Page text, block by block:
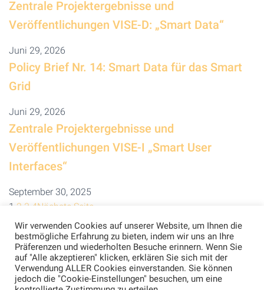
Zentrale Projektergebnisse und
Veröffentlichungen VISE-D: „Smart Data“
Juni 29, 2026
Policy Brief Nr. 14: Smart Data für das Smart
Grid
Juni 29, 2026
Zentrale Projektergebnisse und
Veröffentlichungen VISE-I „Smart User
Interfaces“
September 30, 2025
1 2 3 4Nächste Seite
Wir verwenden Cookies auf unserer Website, um Ihnen die
bestmögliche Erfahrung zu bieten, indem wir uns an Ihre
Präferenzen und wiederholten Besuche erinnern. Wenn Sie
auf "Alle akzeptieren" klicken, erklären Sie sich mit der
Verwendung ALLER Cookies einverstanden. Sie können
jedoch die "Cookie-Einstellungen" besuchen, um eine